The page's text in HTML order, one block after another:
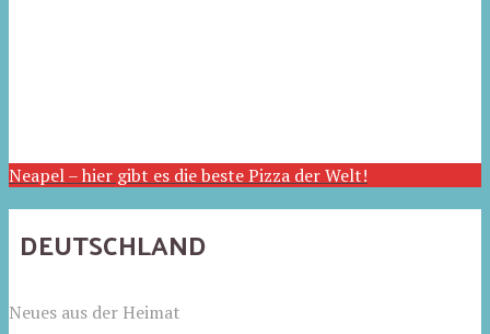
Neapel – hier gibt es die beste Pizza der Welt!
DEUTSCHLAND
Neues aus der Heimat